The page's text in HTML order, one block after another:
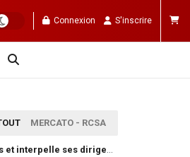
Connexion S'inscrire
MERCATO - RCSA